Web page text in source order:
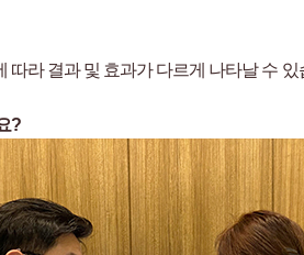
따라 결과 및 효과가 다르게 나타날 수 있
?